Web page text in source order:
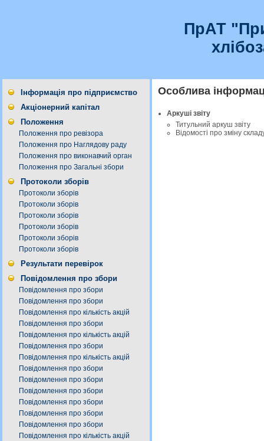
ПрАТ
Інформація про підприємство
Акціонерний капітал
Положення
Положення про ревізора
Положення про Наглядову раду
Положення про виконавчий орган
Положення про Загальні збори
Протоколи зборів
Протоколи зборів
Протоколи зборів
Протоколи зборів
Протоколи зборів
Протоколи зборів
Протоколи зборів
Результати перевірок
Повідомлення про збори
Повідомлення про збори
Повідомлення про збори
Повідомлення про кількість акцій
Повідомлення про збори
Повідомлення про кількість акцій
Повідомлення про збори
Повідомлення про кількість акцій
Повідомлення про збори
Повідомлення про збори
Повідомлення про збори
Повідомлення про збори
Повідомлення про збори
Повідомлення про збори
Повідомлення про кількість акцій
Особлива
Аркуші звіту
Титульний аркуш звіту
Відомості про зміну